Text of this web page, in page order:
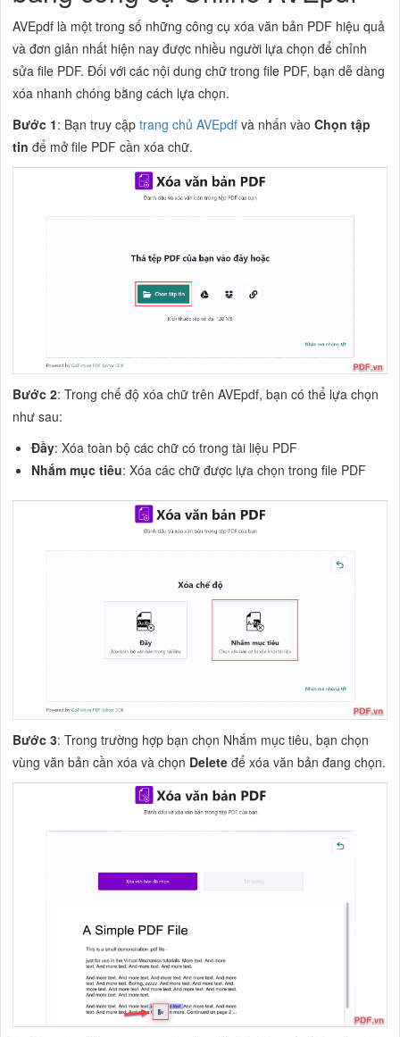
AVEpdf là một trong số những công cụ xóa văn bản PDF hiệu quả
và đơn giản nhất hiện nay được nhiều người lựa chọn để chỉnh
sửa file PDF. Đối với các nội dung chữ trong file PDF, bạn dễ dàng
xóa nhanh chóng bằng cách lựa chọn.
Bước 1: Bạn truy cậptrang chủ AVEpdf và nhấn vàoChọn tập
tin để mở file PDF cần xóa chữ.
Bước 2: Trong chế độ xóa chữ trên AVEpdf, bạn có thể lựa chọn
như sau:
Đầy: Xóa toàn bộ các chữ có trong tài liệu PDF
Nhắm mục tiêu: Xóa các chữ được lựa chọn trong file PDF
Bước 3: Trong trường hợp bạn chọn Nhắm mục tiêu, bạn chọn
vùng văn bản cần xóa và chọn Delete để xóa văn bản đang chọn.